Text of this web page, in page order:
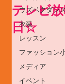
ウズベクダン
衣装
レッスン
ファッション
メディア
イベント
テレビ
日☆